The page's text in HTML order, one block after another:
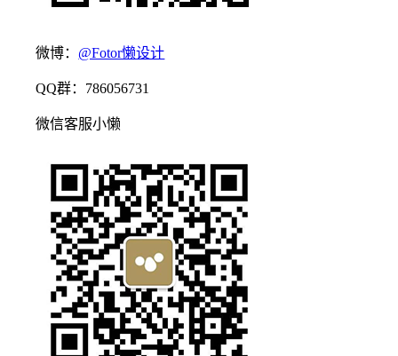
微博： @Fotor懒设计
QQ群：786056731
微信客服小懒